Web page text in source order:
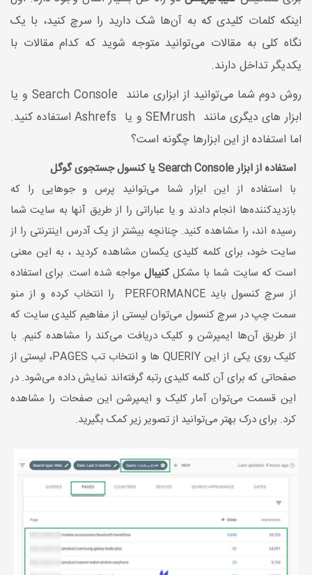
اینکه کلمات کلیدی که به آن‌ها شک دارید را سرچ کنید، با یک
نگاه کلی به مقالات می‌توانید متوجه شوید که کدام مقالات با
یکدیگر تداخل دارند.
روش دوم شما می‌توانید از ابزاری مانند Search Console و یا
ابزار های دیگری مانند SEMrush و یا Ashrefs استفاده کنید.
اما استفاده از این ابزارها چگونه است؟
استفاده از ابزار Search Console یا کنسول جستجوی گوگل
با استفاده از این ابزار شما می‌توانید پرس و جوهایی را که
بازدیدکننده‌ها انجام دادند و یا عباراتی را از طریق آنها به سایت شما
رسیده اند، را مشاهده کنید. چنانچه بیشتر از یک آدرس اینترنتی را از
سایت خود، برای کلمه کلیدی یکسان مشاهده کردید ، به این معنی
است که سایت شما با مشکلکنیبالمواجه شده است. برای استفاده
از سرچ کنسول باید PERFORMANCE را انتخاب کرده و از منو
سمت چپ در سرچ کنسول می‌توان لیستی از مفاهیم کلیدی سایت که
از طریق آن‌ها ایمپرشن و کلیک دریافت می‌کند را مشاهده کنیم. با
کلیک روی یکی از این QUERIY ها و انتخاب تب PAGES، لیستی از
صفحاتی که برای آن کلمه کلیدی رتبه گرفته‌اند نمایش داده می‌شود. در
این قسمت می‌توان آمار کلیک و ایمپرشن این صفحات را مشاهده
کرد. برای درک بهتر می‌توانید از تصویر زیر کمک بگیرید.